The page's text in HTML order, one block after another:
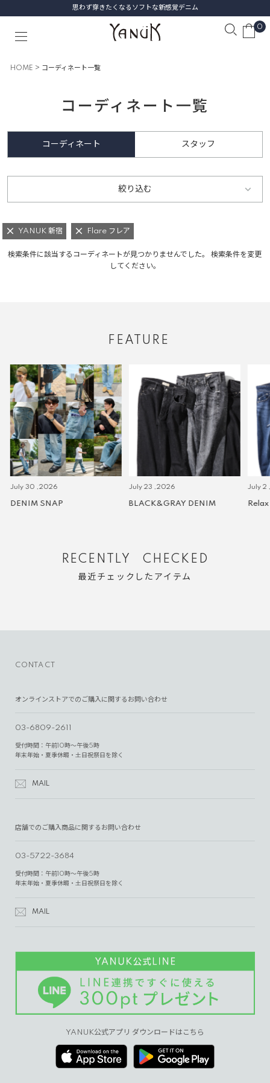
思わず穿きたくなるソフトな新感覚デニム
0
HOME コーディネート一覧
コーディネート一覧
コーディネート スタッフ
絞り込む
YANUK 新宿 Flare フレア
検索条件に該当するコーディネートが見つかりませんでした。 検索条件を変更
してください。
FEATURE
July 30 ,2026
DENIM SNAP
July 23 ,2026
BLACK&GRAY DENIM
July 2
Relax
RECENTLY CHECKED
最近チェックしたアイテム
CONTACT
オンラインストアでのご購入に関するお問い合わせ
03-6809-2611
受付時間：午前10時～午後5時
年末年始・夏季休暇・土日祝祭日を除く
MAIL
店舗でのご購入商品に関するお問い合わせ
03-5722-3684
受付時間：午前10時～午後5時
年末年始・夏季休暇・土日祝祭日を除く
MAIL
YANUK公式アプリ ダウンロードはこちら